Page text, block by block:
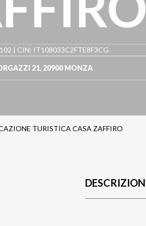
| CIN: IT108033C2FTE8F3CG
21, 20900 MONZA
TURISTICA CASA ZAFFIRO